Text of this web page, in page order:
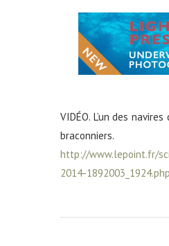
VIDÉO. L’un des
braconniers.
http://www.lepoint.fr/
2014-1892003_1924.php